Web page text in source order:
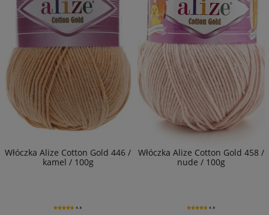
Włóczka Alize Cotton Gold 446 /
kamel / 100g
4.8
Włóczka Alize Cotton Gold 458 /
nude / 100g
4.8